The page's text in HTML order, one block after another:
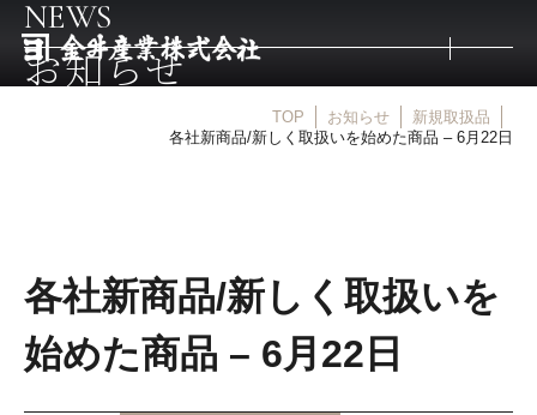
取扱メーカー
金井産業の強み
NEWS
お知らせ
TOP お知らせ
新規取扱品
各社新商品/新しく取扱いを始めた商品 – 6月22日
各社新商品/新しく取扱いを
始めた商品 – 6月22日